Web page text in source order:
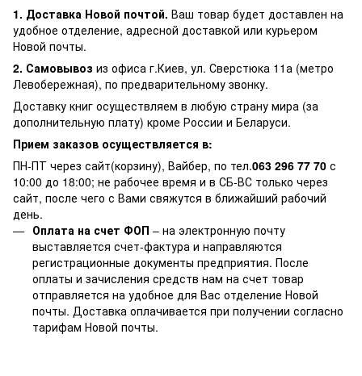
1. Доставка Новой почтой. Ваш товар будет доставлен на
удобное отделение, адресной доставкой или курьером
Новой почты.
2. Самовывоз из офиса г.Киев, ул. Сверстюка 11а (метро
Левобережная), по предварительному звонку.
Доставку книг осуществляем в любую страну мира (за
дополнительную плату) кроме России и Беларуси.
Прием заказов осуществляется в:
ПН-ПТ через сайт(корзину), Вайбер, по тел.063 296 77 70 с
10:00 до 18:00; не рабочее время и в СБ-ВС только через
сайт, после чего с Вами свяжутся в ближайший рабочий
день.
Оплата на счет ФОП – на электронную почту
выставляется счет-фактура и направляются
регистрационные документы предприятия. После
оплаты и зачисления средств нам на счет товар
отправляется на удобное для Вас отделение Новой
почты. Доставка оплачивается при получении согласно
тарифам Новой почты.